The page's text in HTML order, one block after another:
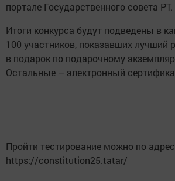
портале Государственного совета РТ.
Итоги конкурса будут подведены в
100 участников, показавших лучший
в подарок по подарочному
Остальные – электронный
Пройти тестирование можно по
https://constitution25.tatar/